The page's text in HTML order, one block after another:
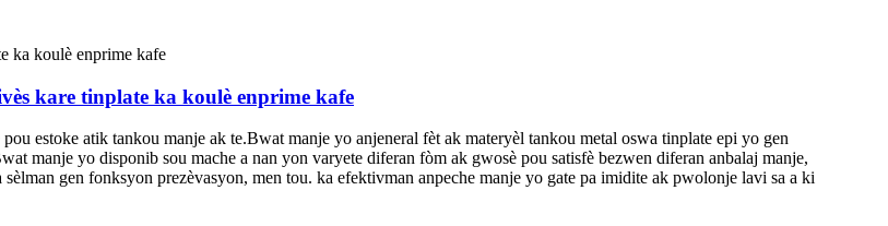
kare tinplate ka koulè enprime kafe
estoke atik tankou manje ak te.Bwat manje yo anjeneral fèt ak materyèl tankou metal oswa tinplate epi yo gen
manje yo disponib sou mache a nan yon varyete diferan fòm ak gwosè pou satisfè bezwen diferan anbalaj manje,
gen fonksyon prezèvasyon, men tou. ka efektivman anpeche manje yo gate pa imidite ak pwolonje lavi sa a ki